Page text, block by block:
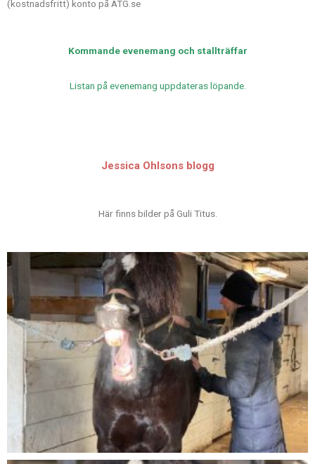
(kostnadsfritt) konto på ATG.se
Kommande evenemang och stallträffar
Listan på evenemang uppdateras löpande.
Jessica Ohlsons blogg
Här finns bilder på Guli Titus.